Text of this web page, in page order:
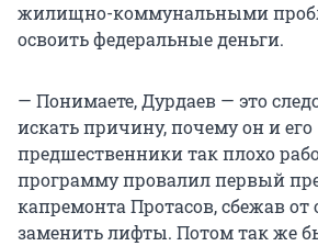
жилищно-коммунальными
освоить федеральные деньги.
— Понимаете, Дурдаев — это
искать причину, почему он и его
предшественники так плохо
программу провалил первый
капремонта Протасов, сбежав
заменить лифты. Потом так же